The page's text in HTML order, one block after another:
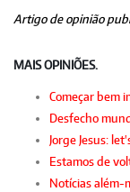
Artigo de opinião
MAIS OPINIÕES.
Começar bem
Desfecho
Jorge Jesus:
Estamos de
Notícias além-